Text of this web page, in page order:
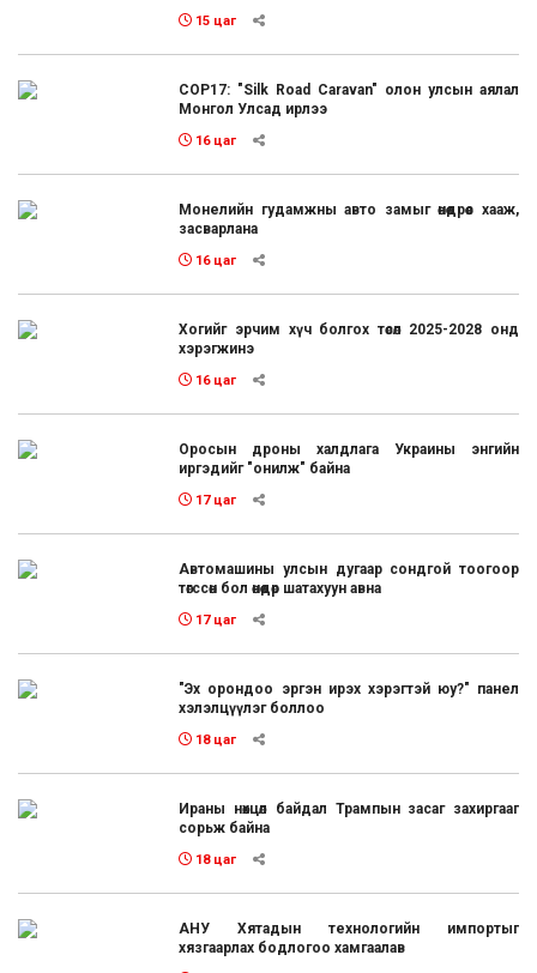
15 цаг
COP17: "Silk Road Caravan" олон улсын аялал
Монгол Улсад ирлээ
16 цаг
Монелийн гудамжны авто замыг өнөөдрөөс хааж,
засварлана
16 цаг
Хогийг эрчим хүч болгох төсөл 2025-2028 онд
хэрэгжинэ
16 цаг
Оросын дроны халдлага Украины энгийн
иргэдийг "онилж" байна
17 цаг
Автомашины улсын дугаар сондгой тоогоор
төгссөн бол өнөөдөр шатахуун авна
17 цаг
"Эх орондоо эргэн ирэх хэрэгтэй юу?" панел
хэлэлцүүлэг боллоо
18 цаг
Ираны нөхцөл байдал Трампын засаг захиргааг
сорьж байна
18 цаг
АНУ Хятадын технологийн импортыг
хязгаарлах бодлогоо хамгаалав